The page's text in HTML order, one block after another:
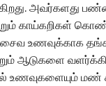
அவர்களது
காய்கறிகள்
உணவுக்காக
ஆடுகளை
உணவுகளையும் மண்